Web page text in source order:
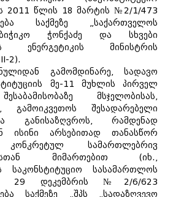
2011 წლის 18 მარტის №2/1/473
საქმეზე „საქართველოს
ჭონქაძე და სხვები
ენერგეტიკის მინისტრის
2).
გამომდინარე, სადავო
მე-11 მუხლის პირველ
მსჯელობისას,
გამოიკვეთოს შესადარებელი
განისაზღვროს, რამდენად
ისინი არსებითად თანასწორ
კონკრეტულ სამართლებრივ
მიმართებით (იხ.,
საკონსტიტუციო სასამართლოს
29 დეკემბრის №2/6/623
საქმეზე „შპს „სადაზღვევო